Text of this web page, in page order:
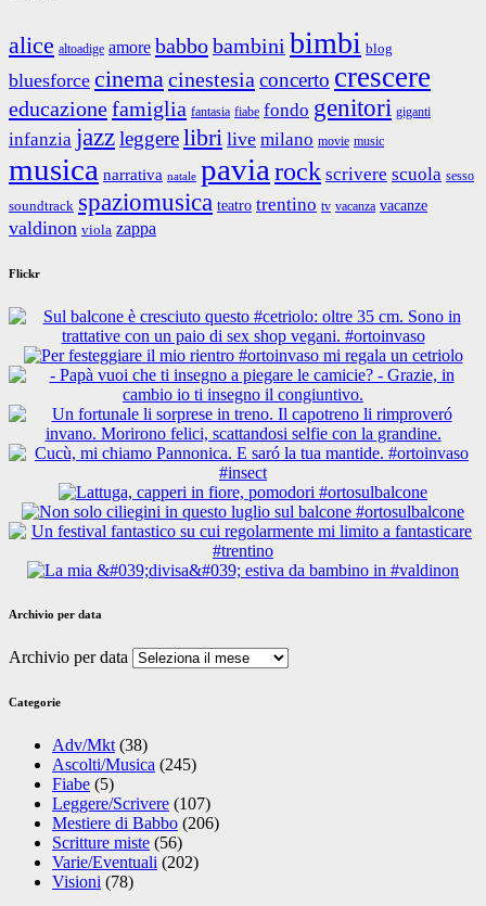
alice altoadige amore babbobambini bimbi blog
bluesforce cinema cinestesia concerto crescere
educazionefamiglia fantasia fiabe fondo genitori giganti
infanzia jazzleggerelibri live milano movie music
musica narrativa natale pavia rock scrivere scuola sesso
soundtrack spaziomusica teatro trentino tv vacanza vacanze
valdinon viola zappa
Flickr
Archivio per data
Archivio per data
Categorie
Adv/Mkt (38)
Ascolti/Musica (245)
Fiabe (5)
Leggere/Scrivere (107)
Mestiere di Babbo (206)
Scritture miste (56)
Varie/Eventuali (202)
Visioni (78)